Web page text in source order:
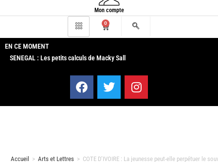
Mon compte
0
EN CE MOMENT
SENEGAL : Les petits calculs de Macky Sall
Accueil > Arts et Lettres > COTE D’IVOIRE : La jeunesse peut-elle perpétuer le